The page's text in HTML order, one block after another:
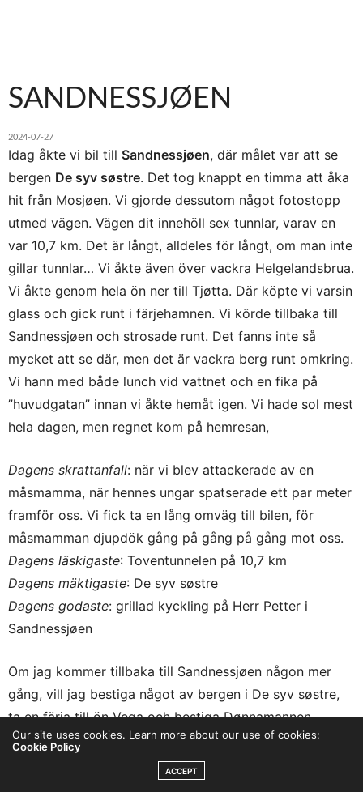
SANDNESSJØEN
2024-07-27
Idag åkte vi bil till Sandnessjøen, där målet var att se
bergen De syv søstre. Det tog knappt en timma att åka
hit från Mosjøen. Vi gjorde dessutom något fotostopp
utmed vägen. Vägen dit innehöll sex tunnlar, varav en
var 10,7 km. Det är långt, alldeles för långt, om man inte
gillar tunnlar… Vi åkte även över vackra Helgelandsbrua.
Vi åkte genom hela ön ner till Tjøtta. Där köpte vi varsin
glass och gick runt i färjehamnen. Vi körde tillbaka till
Sandnessjøen och strosade runt. Det fanns inte så
mycket att se där, men det är vackra berg runt omkring.
Vi hann med både lunch vid vattnet och en fika på
”huvudgatan” innan vi åkte hemåt igen. Vi hade sol mest
hela dagen, men regnet kom på hemresan,
Dagens skrattanfall: när vi blev attackerade av en
måsmamma, när hennes ungar spatserade ett par meter
framför oss. Vi fick ta en lång omväg till bilen, för
måsmamman djupdök gång på gång på gång mot oss.
Dagens läskigaste: Toventunnelen på 10,7 km
Dagens mäktigaste: De syv søstre
Dagens godaste: grillad kyckling på Herr Petter i
Sandnessjøen
Om jag kommer tillbaka till Sandnessjøen någon mer
gång, vill jag bestiga något av bergen i De syv søstre,
ta en färja till ön Vega och bestiga Dønnamannen.
//Vickan
Se gärna Händelser på Instagram (finns sparade under
Our site uses cookies. Learn more about our use of cookies:
Cookie Policy
ACCEPT